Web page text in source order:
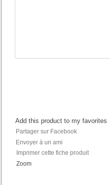
Add this product to my favorites
Partager sur Facebook
Envoyer à un ami
Imprimer cette fiche produit
Zoom